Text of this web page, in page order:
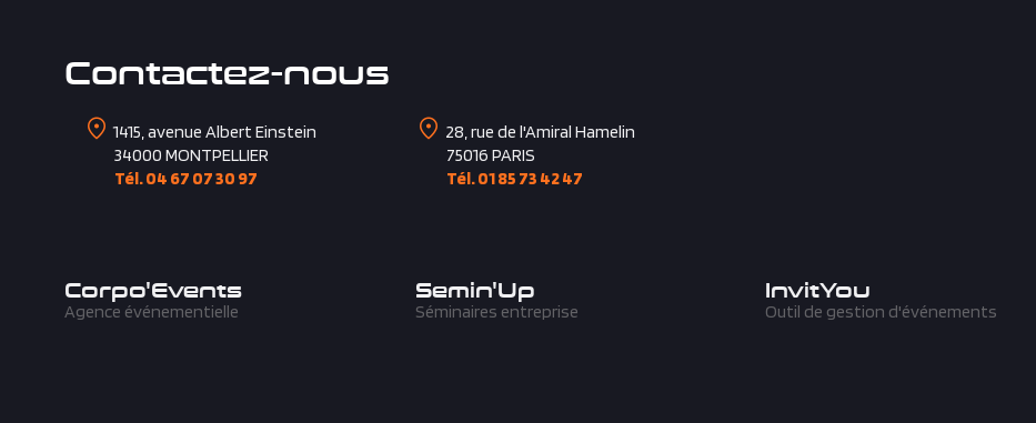
Contactez-nous
1415, avenue Albert Einstein
34000 MONTPELLIER
Tél. 04 67 07 30 97
28, rue de l'Amiral Hamelin
75016 PARIS
Tél. 01 85 73 42 47
Corpo'Events
Agence événementielle
Semin'Up
Séminaires entreprise
InvitYou
Outil de gestion d'événements